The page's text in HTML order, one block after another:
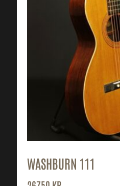
WASHBURN 111